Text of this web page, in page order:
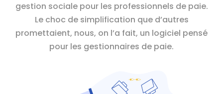
gestion sociale pour les professionnels de paie.
Le choc de simplification que d’autres
promettaient, nous, on l’a fait, un logiciel pensé
pour les gestionnaires de paie.